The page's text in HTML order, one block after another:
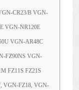
CR23/B VGN-
VGN-NR120E
VGN-AR48C
FZ90NS VGN-
FZ11S FZ21S
VGN-FZ18, VGN-